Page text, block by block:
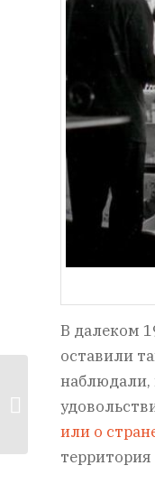
В далеком
оставили
наблюдали,
или о
Анонсы 12
сериалов для
выходных...